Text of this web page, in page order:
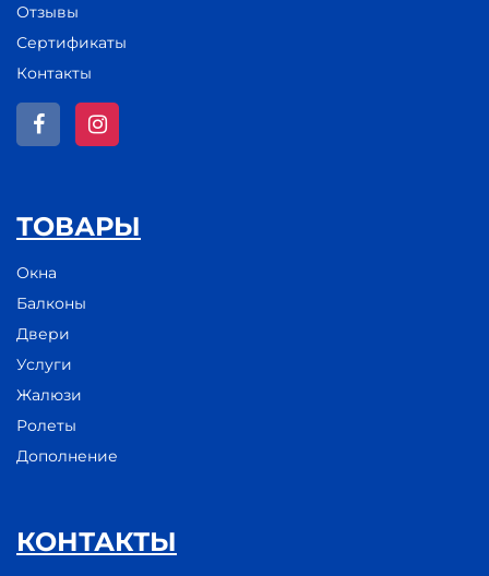
Отзывы
Сертификаты
Контакты
ТОВАРЫ
Окна
Балконы
Двери
Услуги
Жалюзи
Ролеты
Дополнение
КОНТАКТЫ